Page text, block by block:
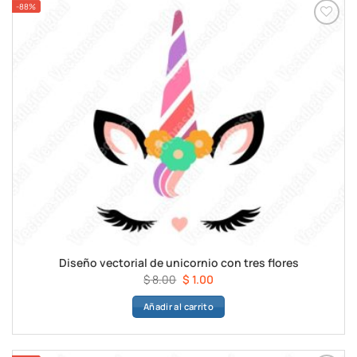
-88%
Diseño vectorial de unicornio con tres flores
$8.00 El
precio
original
$ 8.00.
$ 1.00El
precio
actual
$ 1.00.
Añadir al carrito